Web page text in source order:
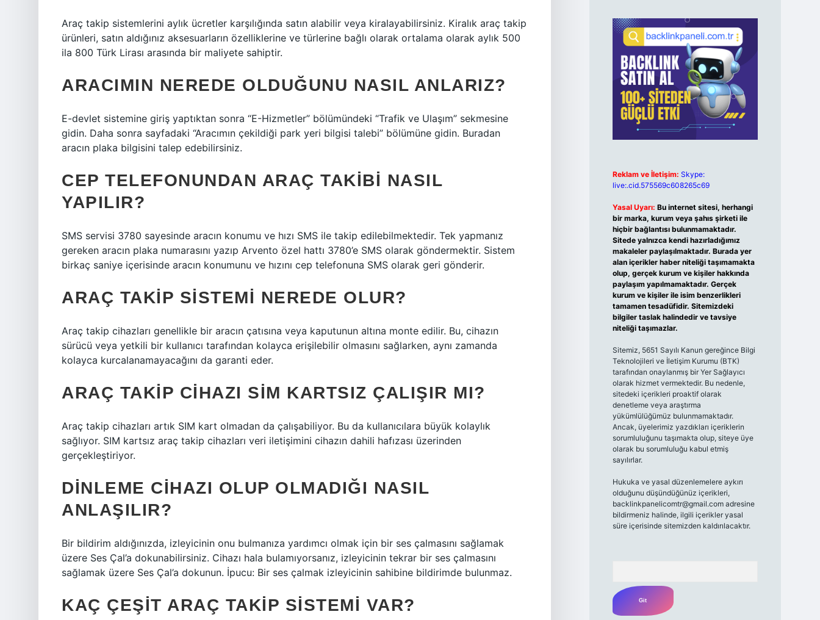
Araç takip sistemlerini aylık ücretler karşılığında satın alabilir veya kiralayabilirsiniz. Kiralık araç takip
ürünleri, satın aldığınız aksesuarların özelliklerine ve türlerine bağlı olarak ortalama olarak aylık 500
ila 800 Türk Lirası arasında bir maliyete sahiptir.
ARACIMIN NEREDE OLDUĞUNU NASIL ANLARIZ?
E-devlet sistemine giriş yaptıktan sonra “E-Hizmetler” bölümündeki “Trafik ve Ulaşım” sekmesine
gidin. Daha sonra sayfadaki “Aracımın çekildiği park yeri bilgisi talebi” bölümüne gidin. Buradan
aracın plaka bilgisini talep edebilirsiniz.
CEP TELEFONUNDAN ARAÇ TAKIBI NASIL
YAPILIR?
SMS servisi 3780 sayesinde aracın konumu ve hızı SMS ile takip edilebilmektedir. Tek yapmanız
gereken aracın plaka numarasını yazıp Arvento özel hattı 3780’e SMS olarak göndermektir. Sistem
birkaç saniye içerisinde aracın konumunu ve hızını cep telefonuna SMS olarak geri gönderir.
ARAÇ TAKIP SISTEMI NEREDE OLUR?
Araç takip cihazları genellikle bir aracın çatısına veya kaputunun altına monte edilir. Bu, cihazın
sürücü veya yetkili bir kullanıcı tarafından kolayca erişilebilir olmasını sağlarken, aynı zamanda
kolayca kurcalanamayacağını da garanti eder.
ARAÇ TAKIP CIHAZI SIM KARTSIZ ÇALIŞIR MI?
Araç takip cihazları artık SIM kart olmadan da çalışabiliyor. Bu da kullanıcılara büyük kolaylık
sağlıyor. SIM kartsız araç takip cihazları veri iletişimini cihazın dahili hafızası üzerinden
gerçekleştiriyor.
DINLEME CIHAZI OLUP OLMADIĞI NASIL
ANLAŞILIR?
Bir bildirim aldığınızda, izleyicinin onu bulmanıza yardımcı olmak için bir ses çalmasını sağlamak
üzere Ses Çal’a dokunabilirsiniz. Cihazı hala bulamıyorsanız, izleyicinin tekrar bir ses çalmasını
sağlamak üzere Ses Çal’a dokunun. İpucu: Bir ses çalmak izleyicinin sahibine bildirimde bulunmaz.
KAÇ ÇEŞIT ARAÇ TAKIP SISTEMI VAR?
Reklam ve İletişim: Skype:
live:.cid.575569c608265c69
Yasal Uyarı: Bu internet sitesi, herhangi
bir marka, kurum veya şahıs şirketi ile
hiçbir bağlantısı bulunmamaktadır.
Sitede yalnızca kendi hazırladığımız
makaleler paylaşılmaktadır. Burada yer
alan içerikler haber niteliği taşımamakta
olup, gerçek kurum ve kişiler hakkında
paylaşım yapılmamaktadır. Gerçek
kurum ve kişiler ile isim benzerlikleri
tamamen tesadüfidir. Sitemizdeki
bilgiler taslak halindedir ve tavsiye
niteliği taşımazlar.
Sitemiz, 5651 Sayılı Kanun gereğince Bilgi
Teknolojileri ve İletişim Kurumu (BTK)
tarafından onaylanmış bir Yer Sağlayıcı
olarak hizmet vermektedir. Bu nedenle,
sitedeki içerikleri proaktif olarak
denetleme veya araştırma
yükümlülüğümüz bulunmamaktadır.
Ancak, üyelerimiz yazdıkları içeriklerin
sorumluluğunu taşımakta olup, siteye üye
olarak bu sorumluluğu kabul etmiş
sayılırlar.
Hukuka ve yasal düzenlemelere aykırı
olduğunu düşündüğünüz içerikleri,
backlinkpanelicomtr@gmail.comadresine
bildirmeniz halinde, ilgili içerikler yasal
süre içerisinde sitemizden kaldırılacaktır.